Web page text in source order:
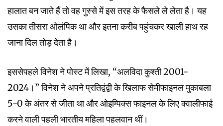
हालात बन जाते हैं तो वह गुस्से में इस तरह के फैसले ले लेता है। यह
उसका तीसरा ओलंपिक था और इतना करीब पहुंचकर खाली हाथ रह
जाना दिल तोड़ देता है।
इससेपहले विनेश ने पोस्ट में लिखा, “अलविदा कुश्ती 2001-
2024।” विनेश ने अपने प्रतिद्वंद्वी के खिलाफ सेमीफाइनल मुकाबला
5-0 के अंतर से जीता था और ओइम्पिक्स फाइनल के लिए क्वालीफाई
करने वाली पहली भारतीय महिला पहलवान थीं।